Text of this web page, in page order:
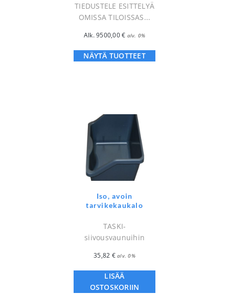
TIEDUSTELE ESITTELYÄ
OMISSA TILOISSAS...
Alk.9500,00€ alv. 0%
NÄYTÄ TUOTTEET
Iso, avoin
tarvikekaukalo
TASKI-
siivousvaunuihin
35,82 € alv. 0%
LISÄÄ
OSTOSKORIIN